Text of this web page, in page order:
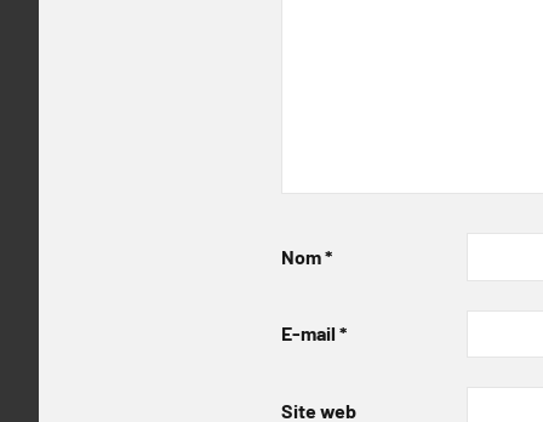
Nom*
E-mail *
Site web